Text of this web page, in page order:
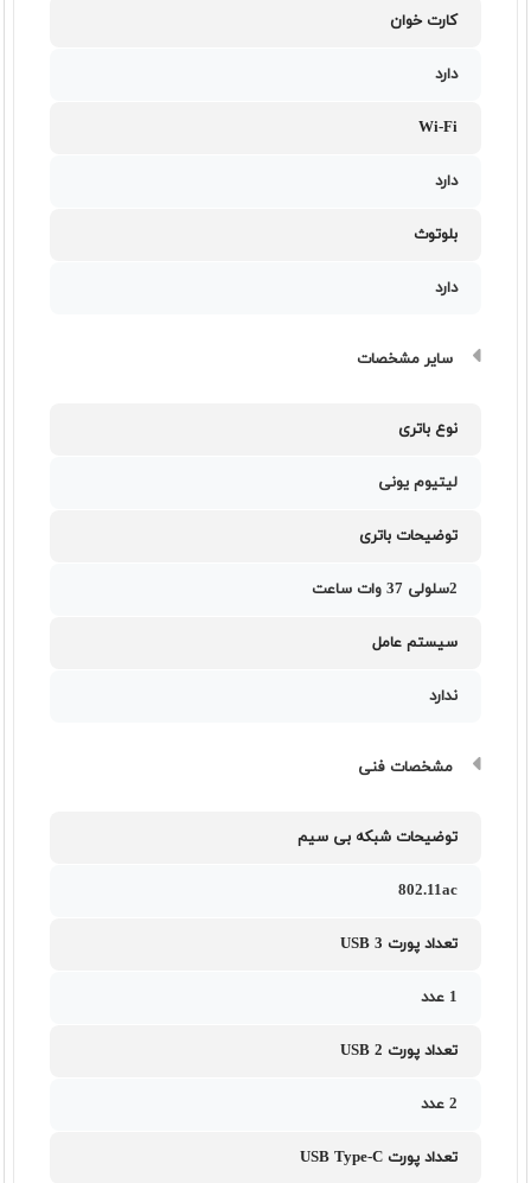
کارت خوان
دارد
Wi-Fi
دارد
بلوتوث
دارد
سایر مشخصات
نوع باتری
لیتیوم یونی
توضیحات باتری
2سلولی 37 وات ساعت
سیستم عامل
ندارد
مشخصات فنی
توضیحات شبکه بی سیم
802.11ac
تعداد پورت USB 3
1 عدد
تعداد پورت USB 2
2 عدد
تعداد پورت USB Type-C